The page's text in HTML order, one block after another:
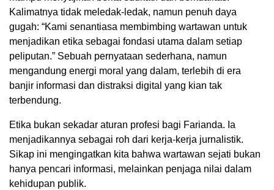
Kalimatnya tidak meledak-ledak, namun penuh daya
gugah: “Kami senantiasa membimbing wartawan untuk
menjadikan etika sebagai fondasi utama dalam setiap
peliputan.” Sebuah pernyataan sederhana, namun
mengandung energi moral yang dalam, terlebih di era
banjir informasi dan distraksi digital yang kian tak
terbendung.
Etika bukan sekadar aturan profesi bagi Farianda. Ia
menjadikannya sebagai roh dari kerja-kerja jurnalistik.
Sikap ini mengingatkan kita bahwa wartawan sejati bukan
hanya pencari informasi, melainkan penjaga nilai dalam
kehidupan publik.